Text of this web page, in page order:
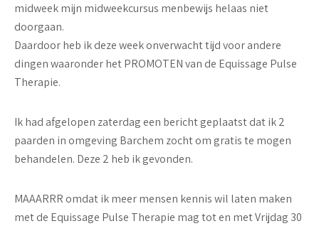
midweek mijn midweekcursus menbewijs helaas niet
doorgaan.
Daardoor heb ik deze week onverwacht tijd voor andere
dingen waaronder het PROMOTEN van de Equissage Pulse
Therapie.
Ik had afgelopen zaterdag een bericht geplaatst dat ik 2
paarden in omgeving Barchem zocht om gratis te mogen
behandelen. Deze 2 heb ik gevonden.
MAAARRR omdat ik meer mensen kennis wil laten maken
met de Equissage Pulse Therapie mag tot en met Vrijdag 30